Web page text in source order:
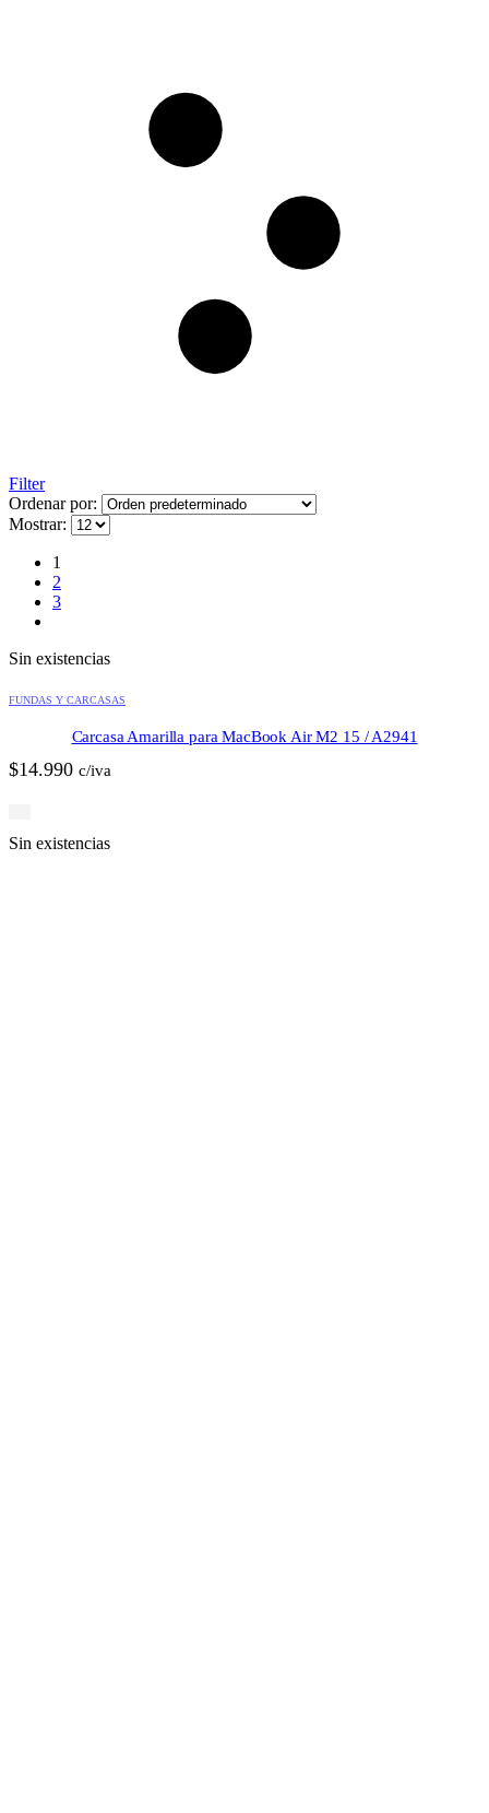
Filter
Ordenar por:
Mostrar:
1
2
3
Sin existencias
FUNDAS Y CARCASAS
Carcasa Amarilla para MacBook Air M2 15 / A2941
$14.990 c/iva
Sin existencias